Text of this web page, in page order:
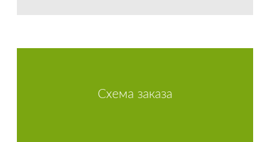
Схема заказа